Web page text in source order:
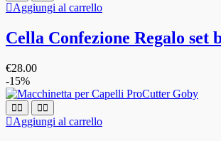
Aggiungi al carrello
Cella Confezione Regalo set
€28.00
-15%
Aggiungi al carrello